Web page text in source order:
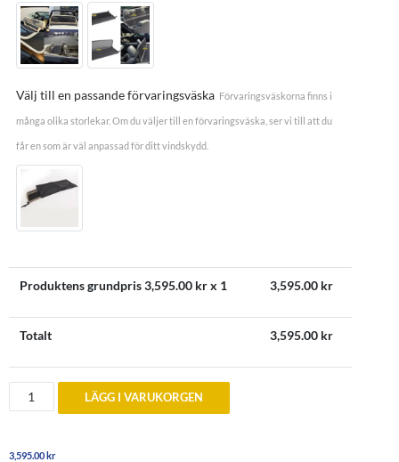
Välj till en passande förvaringsväska Förvaringsväskorna finns i
många olika storlekar. Om du väljer till en förvaringsväska, ser vi till att du
får en som är väl anpassad för ditt vindskydd.
Produktens grundpris3,595.00 kr x 1 3,595.00 kr
Totalt 3,595.00 kr
Vindskydd
Chrysler
Lancia
LÄGG I VARUKORGEN
3,595.00kr